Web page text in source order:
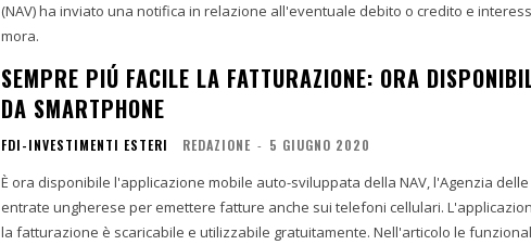
(NAV) ha inviato una notifica in relazione all'eventuale debito o credito e
mora.
SEMPRE PIÚ FACILE LA FATTURAZIONE: ORA
DA SMARTPHONE
FDI-INVESTIMENTI ESTERI REDAZIONE - 5 GIUGNO 2020
È ora disponibile l'applicazione mobile auto-sviluppata della NAV, l'Agenzia delle
entrate ungherese per emettere fatture anche sui telefoni cellulari.
la fatturazione è scaricabile e utilizzabile gratuitamente. Nell'articolo le